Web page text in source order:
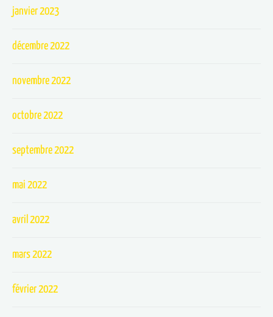
janvier 2023
décembre 2022
novembre 2022
octobre 2022
septembre 2022
mai 2022
avril 2022
mars 2022
février 2022